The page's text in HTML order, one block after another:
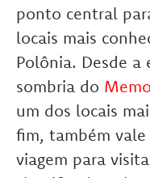
ponto central
locais mais
Polônia. Desde a
sombria do
um dos locais
fim, também
viagem para